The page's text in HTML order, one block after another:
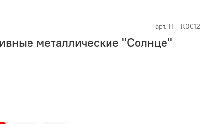
арт. П - К0012
металлические ''Солнце''